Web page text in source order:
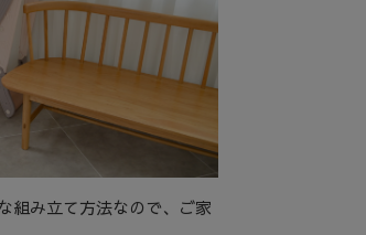
組み立て方法なので、ご家